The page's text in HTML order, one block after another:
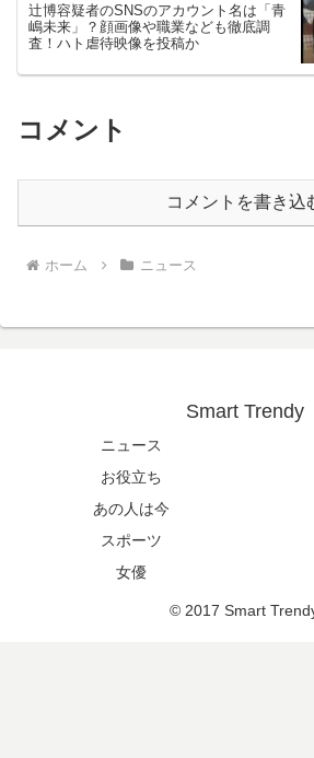
辻博容疑者のSNSのアカウント名は「青
嶋未来」？顔画像や職業なども徹底調
査！ハト虐待映像を投稿か
コメント
コメントを書き込
ホーム ニュース
Smart Trendy
ニュース
お役立ち
あの人は今
スポーツ
女優
© 2017 Smart